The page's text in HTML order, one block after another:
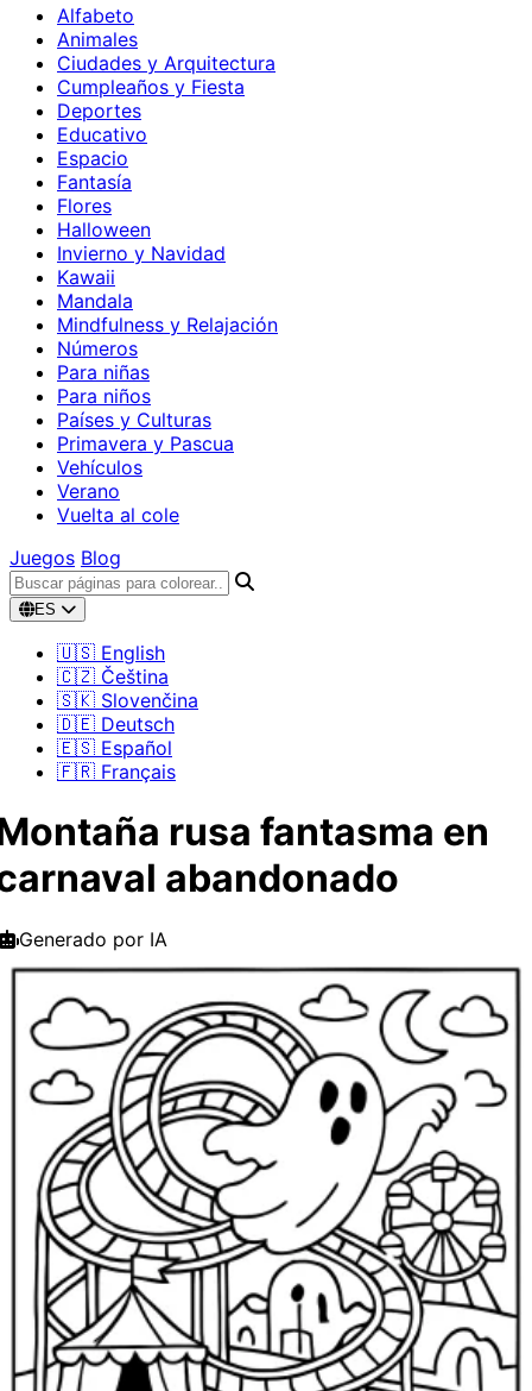
Alfabeto
Animales
Ciudades y Arquitectura
Cumpleaños y Fiesta
Deportes
Educativo
Espacio
Fantasía
Flores
Halloween
Invierno y Navidad
Kawaii
Mandala
Mindfulness y Relajación
Números
Para niñas
Para niños
Países y Culturas
Primavera y Pascua
Vehículos
Verano
Vuelta al cole
Juegos Blog
ES
🇺🇸 English
🇨🇿 Čeština
🇸🇰 Slovenčina
🇩🇪 Deutsch
🇪🇸 Español
🇫🇷 Français
rusa fantasma en
abandonado
Generado por IA